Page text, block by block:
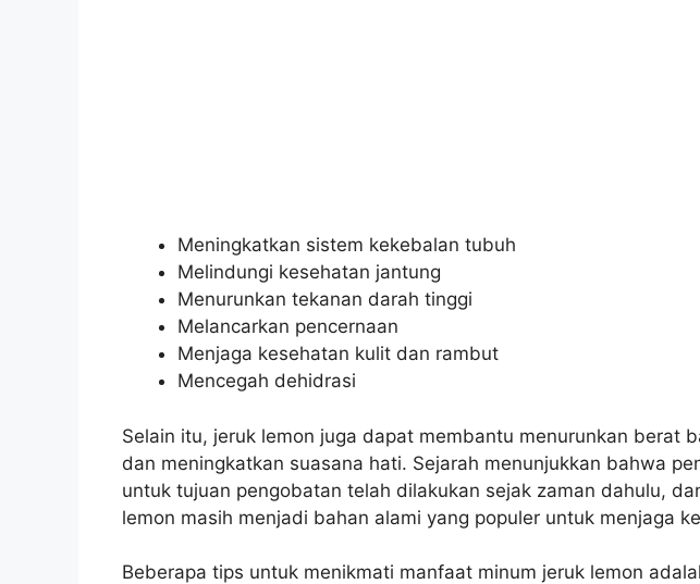
Meningkatkan sistem kekebalan tubuh
Melindungi kesehatan jantung
Menurunkan tekanan darah tinggi
Melancarkan pencernaan
Menjaga kesehatan kulit dan rambut
Mencegah dehidrasi
Selain itu, jeruk lemon juga dapat membantu menurunkan berat
dan meningkatkan suasana hati. Sejarah menunjukkan bahwa
untuk tujuan pengobatan telah dilakukan sejak zaman dahulu,
lemon masih menjadi bahan alami yang populer untuk menjaga
Beberapa tips untuk menikmati manfaat minum jeruk lemon